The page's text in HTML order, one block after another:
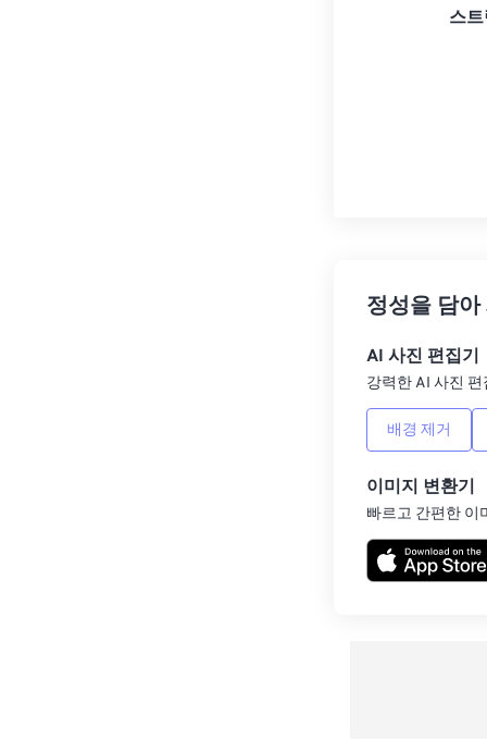
스
정성을 담
AI 사진 편집기
강력한 AI 사진
배경 제거
이미지 변환기
빠르고 간편한 이